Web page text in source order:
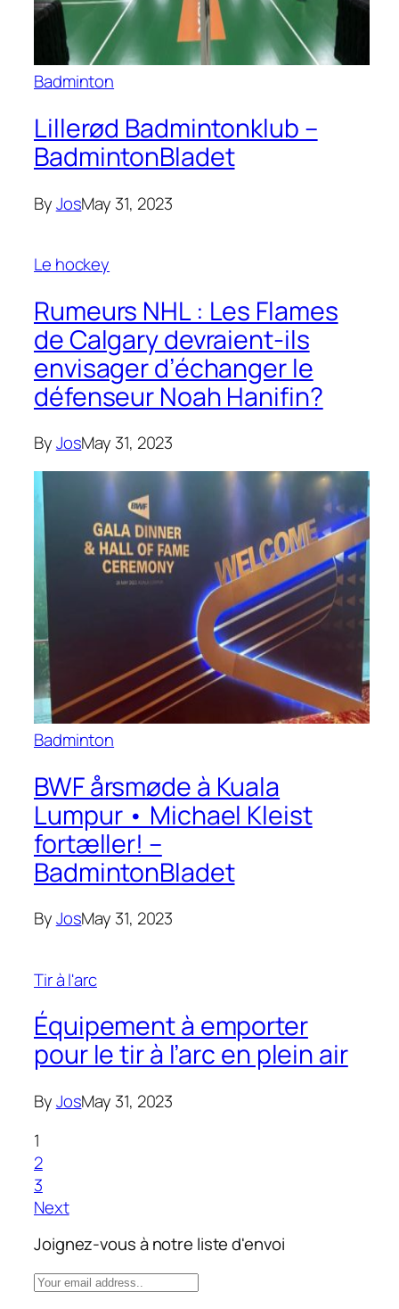
Badminton
Lillerød Badmintonklub –
BadmintonBladet
ByJosMay 31, 2023
Le hockey
Rumeurs NHL : Les Flames
de Calgary devraient-ils
envisager d’échanger le
défenseur Noah Hanifin?
ByJosMay 31, 2023
Badminton
BWF årsmøde à Kuala
Lumpur • Michael Kleist
fortæller! –
BadmintonBladet
ByJosMay 31, 2023
Tir à l'arc
Équipement à emporter
pour le tir à l’arc en plein air
ByJosMay 31, 2023
1
2
3
Next
Joignez-vous à notre liste d'envoi